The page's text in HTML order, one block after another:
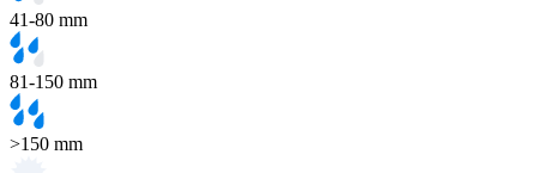
41-80 mm
81-150 mm
>150 mm